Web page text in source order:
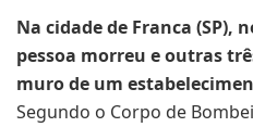
Na cidade de Franca
pessoa morreu e outras
muro de um
Segundo o Corpo de